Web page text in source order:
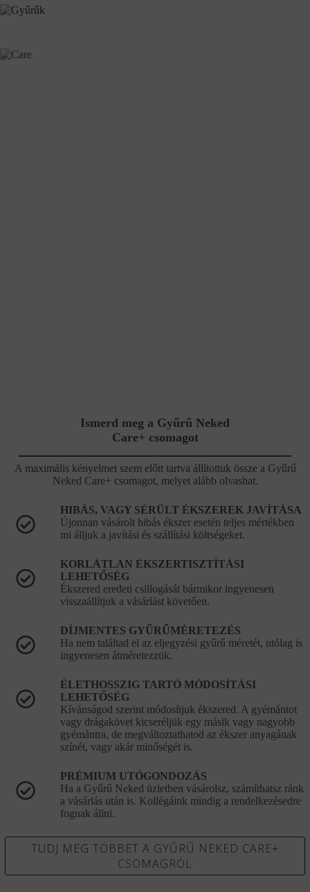
Ismerd meg a Gyűrű Neked
Care+ csomagot
A maximális kényelmet szem előtt tartva állítottuk össze a Gyűrű
Neked Care+ csomagot, melyet alább olvashat.
HIBÁS, VAGY SÉRÜLT ÉKSZEREK JAVÍTÁSA
Újonnan vásárolt hibás ékszer esetén teljes mértékben
mi álljuk a javítási és szállítási költségeket.
KORLÁTLAN ÉKSZERTISZTÍTÁSI
LEHETŐSÉG
Ékszered eredeti csillogását bármikor ingyenesen
visszaállítjuk a vásárlást követően.
DÍJMENTES GYŰRŰMÉRETEZÉS
Ha nem találtad el az eljegyzési gyűrű méretét, utólag is
ingyenesen átméretezzük.
ÉLETHOSSZIG TARTÓ MÓDOSÍTÁSI
LEHETŐSÉG
Kívánságod szerint módosítjuk ékszered. A gyémántot
vagy drágakövet kicseréljük egy másik vagy nagyobb
gyémántra, de megváltoztathatod az ékszer anyagának
színét, vagy akár minőségét is.
PRÉMIUM UTÓGONDOZÁS
Ha a Gyűrű Neked üzletben vásárolsz, számíthatsz ránk
a vásárlás után is. Kollégáink mindig a rendelkezésedre
fognak állni.
TUDJ MEG TÖBBET A GYŰRŰ NEKED CARE+
CSOMAGRÓL